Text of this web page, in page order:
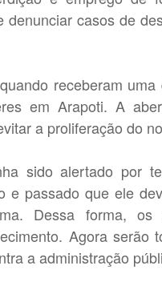
casos de
receberam
em Arapoti. A
a proliferação do
sido alertado por
e passado que ele
Dessa forma,
Agora serão
a administração